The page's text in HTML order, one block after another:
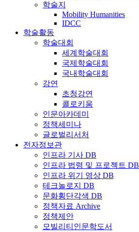
학술지
Mobility Humanities
IDCC
학술활동
학술대회
세계학술대회
국제학술대회
국내학술대회
강연
초청강연
콜로키움
인문아카데미
정책세미나
글로벌리서처
전자정보관
인프라 기사 DB
인프라 법령 및 프로젝트 DB
인프라 위기 영상 DB
테크놀로지 DB
문화횡단각색 DB
정책자료 Archive
정책제안
모빌리티인문학도서